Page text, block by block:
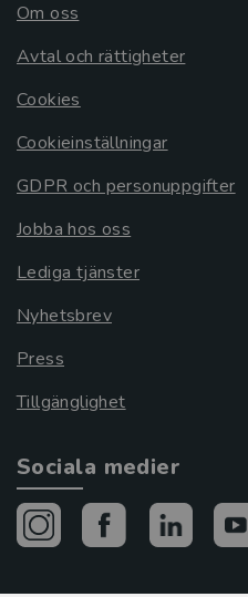
Om oss
Avtal och rättigheter
Cookies
Cookieinställningar
GDPR och personuppgifter
Jobba hos oss
Lediga tjänster
Nyhetsbrev
Press
Tillgänglighet
Sociala medier